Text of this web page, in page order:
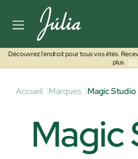
Découvrez l'endroit pour tous vos étés.
plus
Accueil Marques Magic Studio
Magic